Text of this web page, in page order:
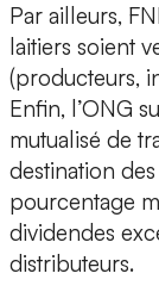
Par ailleurs,
laitiers soient
(producteurs,
Enfin, l’ONG
mutualisé de
destination
pourcentage
dividendes
distributeurs.